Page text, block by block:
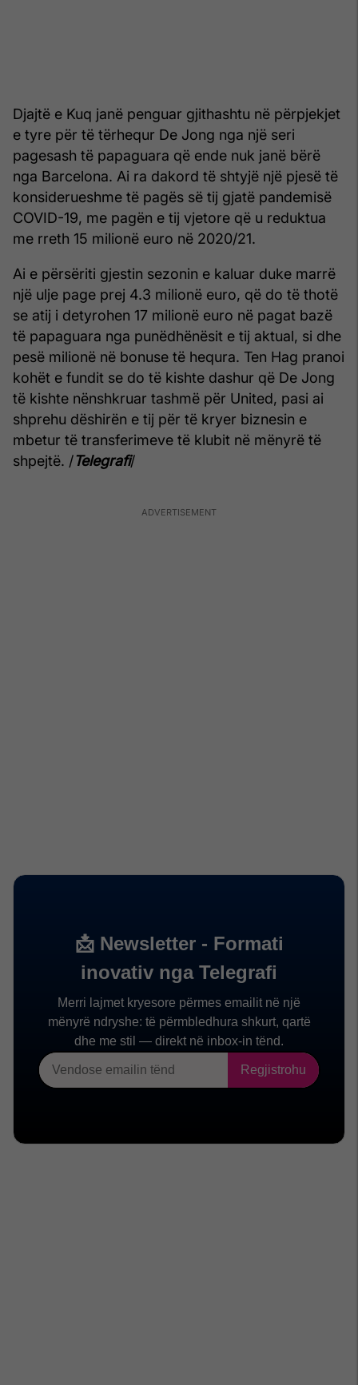
Djajtë e Kuq janë penguar gjithashtu në përpjekjet
e tyre për të tërhequr De Jong nga një seri
pagesash të papaguara që ende nuk janë bërë
nga Barcelona. Ai ra dakord të shtyjë një pjesë të
konsiderueshme të pagës së tij gjatë pandemisë
COVID-19, me pagën e tij vjetore që u reduktua
me rreth 15 milionë euro në 2020/21.
Ai e përsëriti gjestin sezonin e kaluar duke marrë
një ulje page prej 4.3 milionë euro, që do të thotë
se atij i detyrohen 17 milionë euro në pagat bazë
të papaguara nga punëdhënësit e tij aktual, si dhe
pesë milionë në bonuse të hequra. Ten Hag pranoi
kohët e fundit se do të kishte dashur që De Jong
të kishte nënshkruar tashmë për United, pasi ai
shprehu dëshirën e tij për të kryer biznesin e
mbetur të transferimeve të klubit në mënyrë të
shpejtë. /Telegrafi/